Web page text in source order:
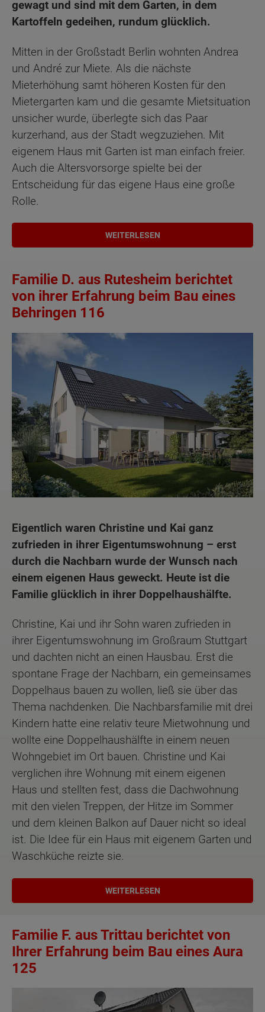
gewagt und sind mit dem Garten, in dem
Kartoffeln gedeihen, rundum glücklich.
Mitten in der Großstadt Berlin wohnten Andrea
und André zur Miete. Als die nächste
Mieterhöhung samt höheren Kosten für den
Mietergarten kam und die gesamte Mietsituation
unsicher wurde, überlegte sich das Paar
kurzerhand, aus der Stadt wegzuziehen. Mit
eigenem Haus mit Garten ist man einfach freier.
Auch die Altersvorsorge spielte bei der
Entscheidung für das eigene Haus eine große
Rolle.
WEITERLESEN
Familie D. aus Rutesheim berichtet
von ihrer Erfahrung beim Bau eines
Behringen 116
Eigentlich waren Christine und Kai ganz
zufrieden in ihrer Eigentumswohnung – erst
durch die Nachbarn wurde der Wunsch nach
einem eigenen Haus geweckt. Heute ist die
Familie glücklich in ihrer Doppelhaushälfte.
Christine, Kai und ihr Sohn waren zufrieden in
ihrer Eigentumswohnung im Großraum Stuttgart
und dachten nicht an einen Hausbau. Erst die
spontane Frage der Nachbarn, ein gemeinsames
Doppelhaus bauen zu wollen, ließ sie über das
Thema nachdenken. Die Nachbarsfamilie mit drei
Kindern hatte eine relativ teure Mietwohnung und
wollte eine Doppelhaushälfte in einem neuen
Wohngebiet im Ort bauen. Christine und Kai
verglichen ihre Wohnung mit einem eigenen
Haus und stellten fest, dass die Dachwohnung
mit den vielen Treppen, der Hitze im Sommer
und dem kleinen Balkon auf Dauer nicht so ideal
ist. Die Idee für ein Haus mit eigenem Garten und
Waschküche reizte sie.
WEITERLESEN
Familie F. aus Trittau berichtet von
Ihrer Erfahrung beim Bau eines Aura
125